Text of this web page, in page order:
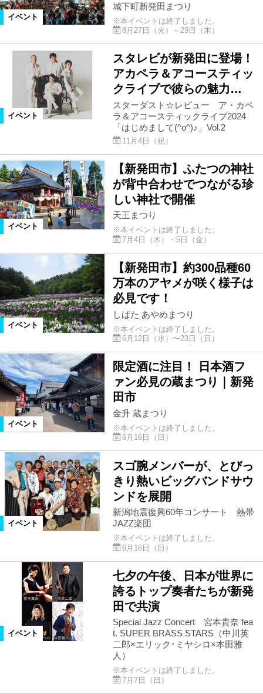
イベント
城下町新発田まつり
※本イベントは終了しました。
8月27日（火）～29日（木）
イベント
スタレビが新発田に登場！
アカペラ＆アコースティッ
クライブで彼らの魅力…
スターダスト☆レビュー ア・カペ
ラ＆アコースティックライブ2024
「はじめまして(^o^)♪」Vol.2
11月4日（祝）
イベント
【新発田市】ふたつの神社
が背中合わせでつながる珍
しい神社で開催
天王まつり
※本イベントは終了しました。
7月4日（木）・5日（金）
イベント
【新発田市】約300品種60
万本のアヤメが咲く様子は
必見です！
しばた あやめまつり
※本イベントは終了しました。
6月12日（水）〜23日（日）
イベント
限定酒に注目！ 日本酒フ
ァン必見の蔵まつり｜新発
田市
金升 蔵まつり
※本イベントは終了しました。
6月16日（日）
イベント
スゴ腕メンバーが、とびっ
きり熱いビッグバンドサウ
ンドを展開
新潟地震復興60年コンサート 熱帯
JAZZ楽団
※本イベントは終了しました。
6月16日（日）
イベント
七夕の午後、日本が世界に
誇るトップ奏者たちが新発
田で共演
Special Jazz Concert 宮本貴奈 fea
t. SUPER BRASS STARS（中川英
二郎×エリック･ミヤシロ×本田雅
人）
※本イベントは終了しました。
7月7日（日）